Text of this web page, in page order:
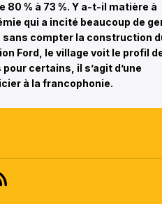
% à 73 %. Y a-t-il matière à
qui a incité beaucoup de
sans compter la construction
Ford, le village voit le profil
certains, il s’agit d’une
à la francophonie.